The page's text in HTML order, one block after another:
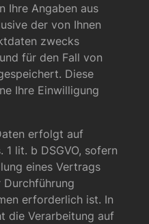
Ihre Angaben aus
der von Ihnen
zwecks
für den Fall von
Diese
Ihre Einwilligung
erfolgt auf
lit. b DSGVO, sofern
eines Vertrags
erforderlich ist. In
die Verarbeitung auf